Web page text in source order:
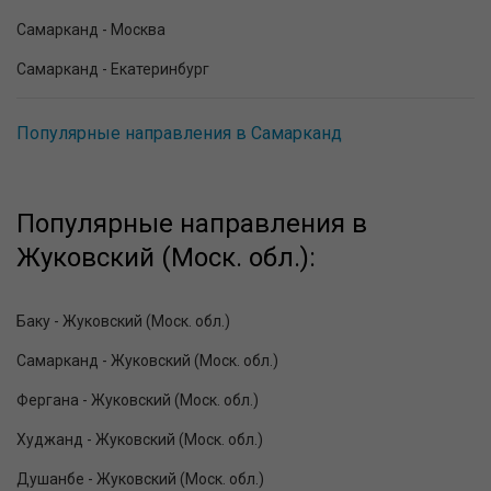
Самарканд - Москва
Самарканд - Екатеринбург
Популярные направления в Самарканд
Популярные направления в
Жуковский (Моск. обл.):
Баку - Жуковский (Моск. обл.)
Самарканд - Жуковский (Моск. обл.)
Фергана - Жуковский (Моск. обл.)
Худжанд - Жуковский (Моск. обл.)
Душанбе - Жуковский (Моск. обл.)